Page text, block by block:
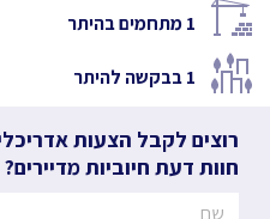
1מתחמים בהיתר
1בבקשה להיתר
רוצים לקבל הצעות
חוות דעת חיוביות מדיירים?